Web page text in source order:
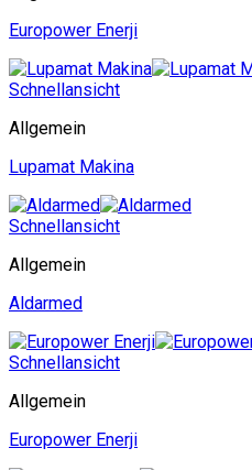
Europower Enerji
Schnellansicht
Allgemein
Lupamat Makina
Schnellansicht
Allgemein
Aldarmed
Schnellansicht
Allgemein
Europower Enerji